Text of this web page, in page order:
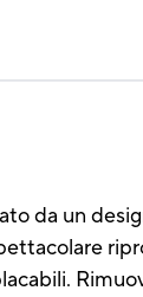
da un